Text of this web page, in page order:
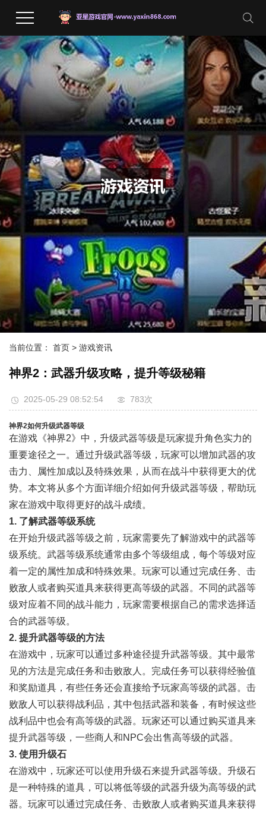
当前位置： 首页 > 游戏资讯
神界2：武器升级攻略，提升等级秘籍
2025-05-29 08:52:54 783次
神界2如何升级武器等级
在游戏《神界2》中，升级武器等级是玩家提升角色实力的
重要途径之一。通过升级武器等级，玩家可以增加武器的攻
击力、属性加成以及特殊效果，从而在战斗中获得更大的优
势。本文将从多个方面详细介绍如何升级武器等级，帮助玩
家在游戏中取得更好的战斗成绩。
1. 了解武器等级系统
在开始升级武器等级之前，玩家需要先了解游戏中的武器等
级系统。武器等级系统通常由多个等级组成，每个等级对应
着一定的属性加成和特殊效果。玩家可以通过完成任务、击
败敌人或者购买道具来获得更高等级的武器。不同的武器等
级对应着不同的战斗能力，玩家需要根据自己的需求选择适
合的武器等级。
2. 提升武器等级的方法
在游戏中，玩家可以通过多种途径提升武器等级。其中最常
见的方法是完成任务和击败敌人。完成任务可以获得经验值
和奖励道具，有些任务还会直接给予玩家高等级的武器。击
败敌人可以获得战利品，其中包括武器和装备，有时候这些
战利品中也会有高等级的武器。玩家还可以通过购买道具来
提升武器等级，一些商人和NPC会出售高等级的武器。
3. 使用升级石
在游戏中，玩家还可以使用升级石来提升武器等级。升级石
是一种特殊的道具，可以将低等级的武器升级为高等级的武
器。玩家可以通过完成任务、击败敌人或者购买道具来获得